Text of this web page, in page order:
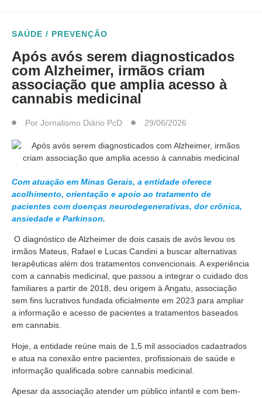
SAÚDE / PREVENÇÃO
Após avós serem diagnosticados
com Alzheimer, irmãos criam
associação que amplia acesso à
cannabis medicinal
Por Jornalismo Diário PcD 29/06/2026
Com atuação em Minas Gerais, a entidade oferece
acolhimento, orientação e apoio ao tratamento de
pacientes com doenças neurodegenerativas, dor crônica,
ansiedade e Parkinson.
O diagnóstico de Alzheimer de dois casais de avós levou os
irmãos Mateus, Rafael e Lucas Candini a buscar alternativas
terapêuticas além dos tratamentos convencionais. A experiência
com a cannabis medicinal, que passou a integrar o cuidado dos
familiares a partir de 2018, deu origem à Angatu, associação
sem fins lucrativos fundada oficialmente em 2023 para ampliar
a informação e acesso de pacientes a tratamentos baseados
em cannabis.
Hoje, a entidade reúne mais de 1,5 mil associados cadastrados
e atua na conexão entre pacientes, profissionais de saúde e
informação qualificada sobre cannabis medicinal.
Apesar da associação atender um público infantil e com bem-